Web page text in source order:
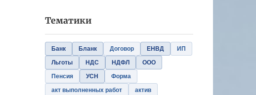
Тематики
Банк Бланк Договор ЕНВД
ИП
Льготы
НДС НДФЛ
ООО
Пенсия
УСН
Форма
акт выполненных работ
актив